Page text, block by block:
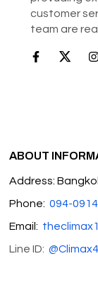
customer
team are
ABOUT
Address:
Phone: 094-
Email:
Line ID: